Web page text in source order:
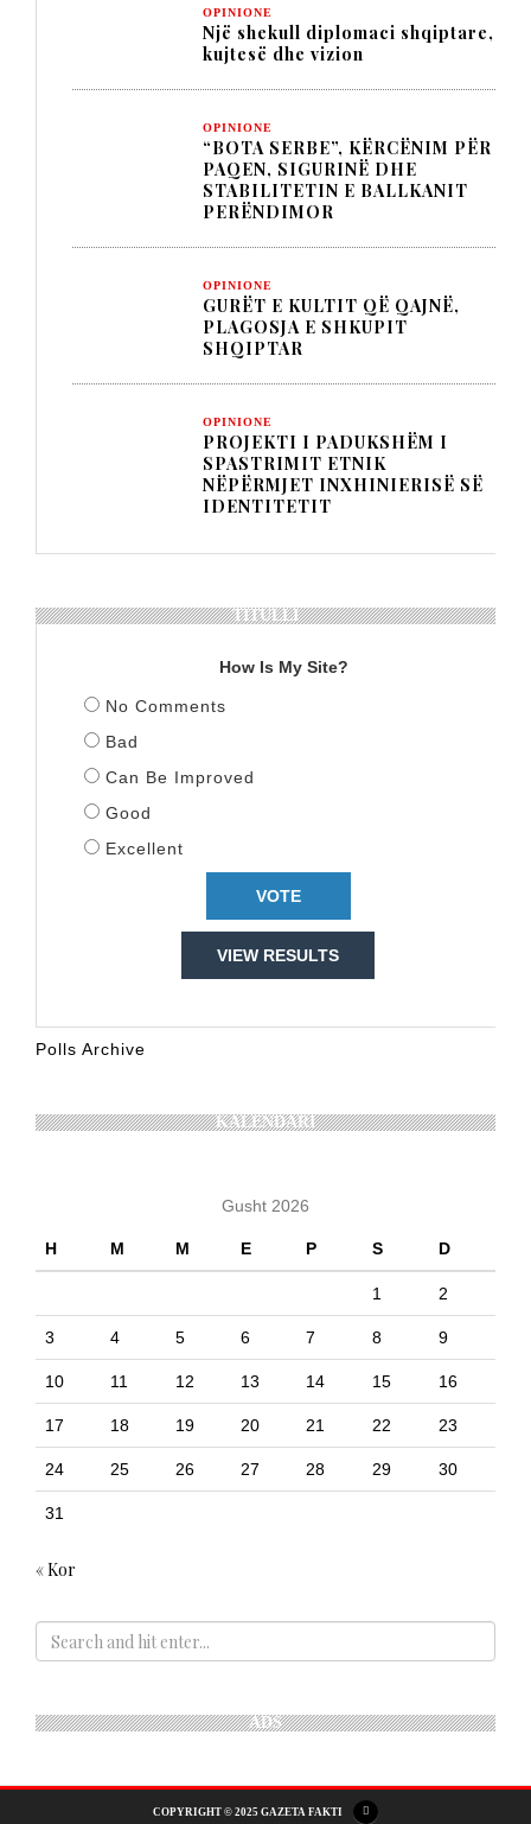
OPINIONE
Një shekull diplomaci shqiptare,
kujtesë dhe vizion
OPINIONE
“BOTA SERBE”, KËRCËNIM PËR
PAQEN, SIGURINË DHE
STABILITETIN E BALLKANIT
PERËNDIMOR
OPINIONE
GURËT E KULTIT QË QAJNË,
PLAGOSJA E SHKUPIT
SHQIPTAR
OPINIONE
PROJEKTI I PADUKSHËM I
SPASTRIMIT ETNIK
NËPËRMJET INXHINIERISË SË
IDENTITETIT
TITULLI
How Is My Site?
No Comments
Bad
Can Be Improved
Good
Excellent
VIEW RESULTS
Polls Archive
KALENDARI
Gusht 2026
H M M E P S D
1 2
3 4 5 6 7 8 9
10 11 12 13 14 15 16
17 18 19 20 21 22 23
24 25 26 27 28 29 30
31
« Kor
ADS
COPYRIGHT © 2025 GAZETA FAKTI